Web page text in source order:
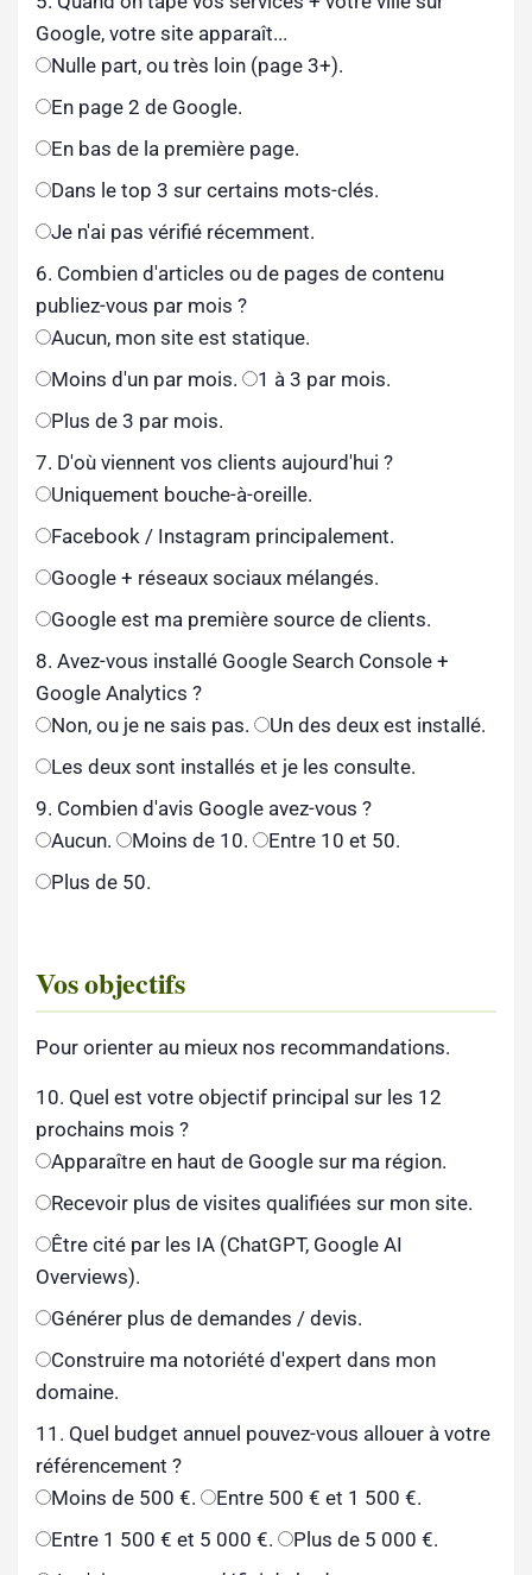
Google, votre site apparaît...
Nulle part, ou très loin (page 3+).
En page 2 de Google.
En bas de la première page.
Dans le top 3 sur certains mots-clés.
Je n'ai pas vérifié récemment.
6. Combien d'articles ou de pages de contenu
publiez-vous par mois ?
Aucun, mon site est statique.
Moins d'un par mois.
1 à 3 par mois.
Plus de 3 par mois.
7. D'où viennent vos clients aujourd'hui ?
Uniquement bouche-à-oreille.
Facebook / Instagram principalement.
Google + réseaux sociaux mélangés.
Google est ma première source de clients.
8. Avez-vous installé Google Search Console +
Google Analytics ?
Non, ou je ne sais pas.
Un des deux est installé.
Les deux sont installés et je les consulte.
9. Combien d'avis Google avez-vous ?
Aucun.
Moins de 10.
Entre 10 et 50.
Plus de 50.
Vos objectifs
Pour orienter au mieux nos recommandations.
10. Quel est votre objectif principal sur les 12
prochains mois ?
Apparaître en haut de Google sur ma région.
Recevoir plus de visites qualifiées sur mon site.
Être cité par les IA (ChatGPT, Google AI
Overviews).
Générer plus de demandes / devis.
Construire ma notoriété d'expert dans mon
domaine.
11. Quel budget annuel pouvez-vous allouer à votre
référencement ?
Moins de 500 €.
Entre 500 € et 1 500 €.
Entre 1 500 € et 5 000 €.
Plus de 5 000 €.